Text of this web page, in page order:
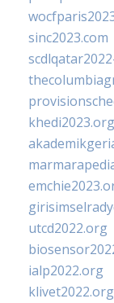
sinc2023.com
khedi2023.org
utcd2022.org
ialp2022.org
klivet2022.org